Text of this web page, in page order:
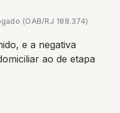
(OAB/RJ 188.374)
e a negativa
ao de etapa